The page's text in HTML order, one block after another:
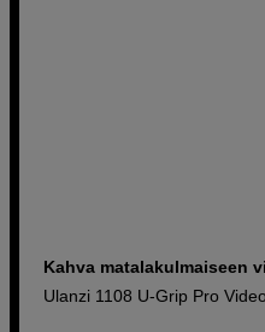
Kahva matalakulmaiseen
Ulanzi 1108 U-Grip Pro